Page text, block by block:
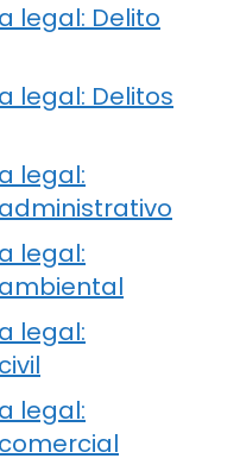
legal: Delito
legal: Delitos
legal:
legal:
legal:
legal: